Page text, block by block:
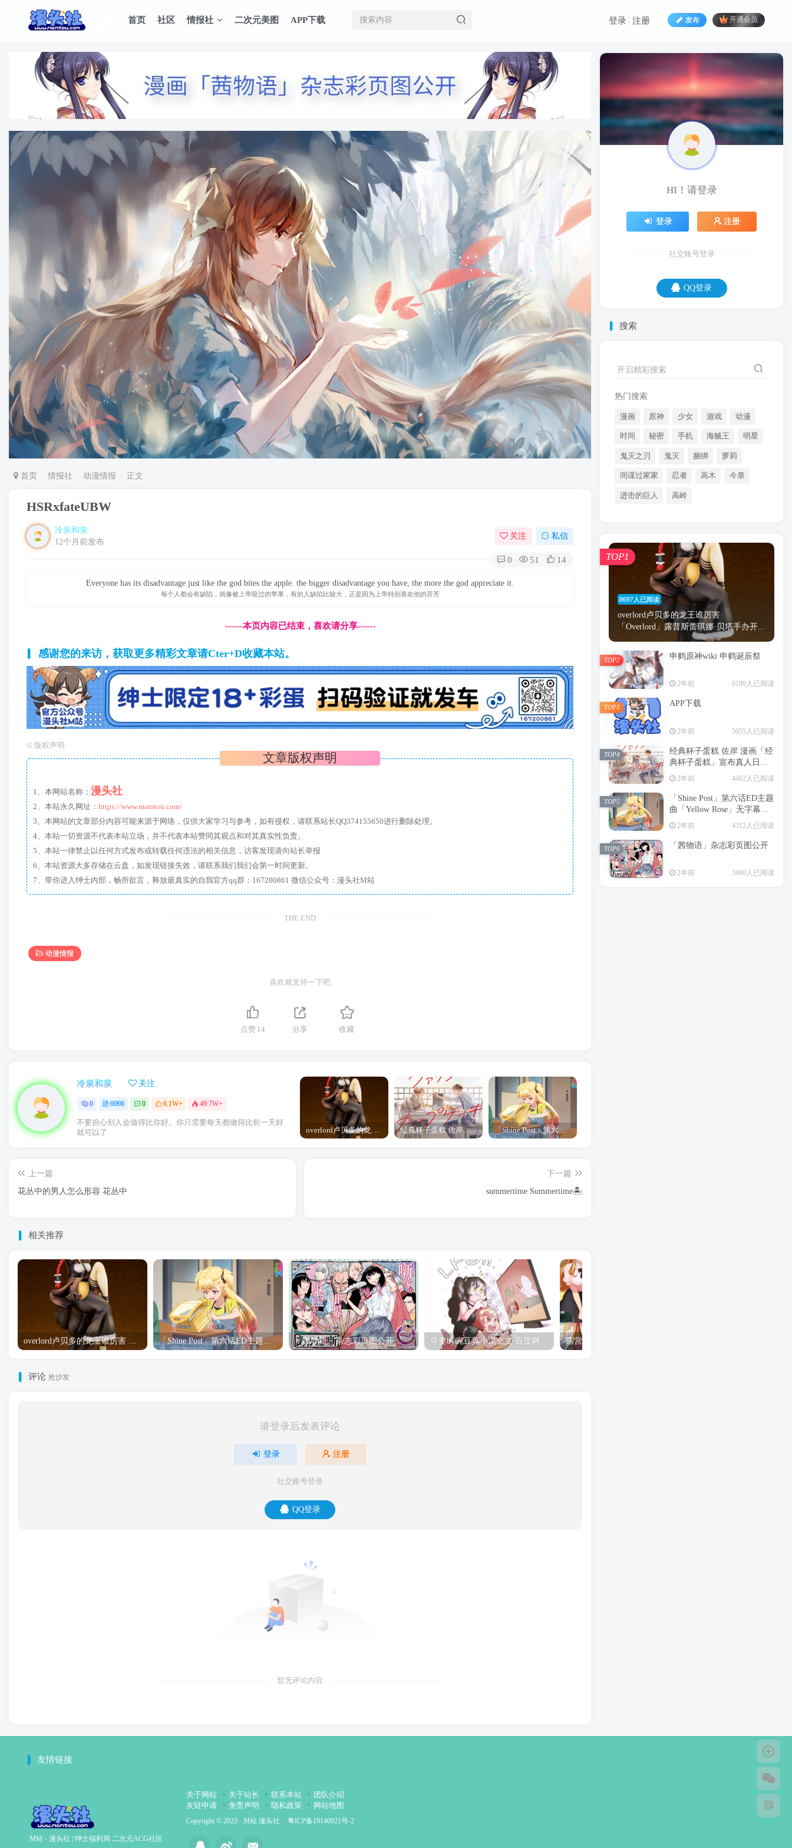
首页 社区 情报社 二次元美图 APP下载 发布 开通会员
登录 注册
首页 情报社 动漫情报 正文
HSRxfateUBW
冷泉和泉
12个月前发布
关注 私信
0 51 14
Everyone has its disadvantage just like the god bites the apple. the bigger disadvantage you have, the more the god appreciate it.
每个人都会有缺陷，就像被上帝咬过的苹果，有的人缺陷比较大，正是因为上帝特别喜欢他的芬芳
------本页内容已结束，喜欢请分享------
感谢您的来访，获取更多精彩文章请Cter+D收藏本站。
© 版权声明
文章版权声明
1、本网站名称： 漫头社
2、本站永久网址： https://www.mamtou.com/
3、本网站的文章部分内容可能来源于网络，仅供大家学习与参考，如有侵权，请联系站长QQ374155650进行删除处理。
4、本站一切资源不代表本站立场，并不代表本站赞同其观点和对其真实性负责。
5、本站一律禁止以任何方式发布或转载任何违法的相关信息，访客发现请向站长举报
6、本站资源大多存储在云盘，如发现链接失效，请联系我们我们会第一时间更新。
7、带你进入绅士内部，畅所欲言，释放最真实的自我官方qq群：167200861 微信公众号：漫头社M站
THE END
动漫情报
喜欢就支持一下吧
点赞 14 分享 收藏
冷泉和泉 关注
0 6098 0 6.1W+ 49.7W+
不要担心别人会做得比你好。你只需要每天都做得比前一天好
就可以了
overlord卢贝多的龙王谁厉害 「Overlord」露普斯蕾琪娜·贝塔手办开订 经典杯子蛋糕 佐岸 漫画「经典杯子蛋糕」宣布真人日剧化 「Shine Post」第六话ED主题曲「Yellow Rose」无字幕MV公开
上一篇
花丛中的男人怎么形容 花丛中
下一篇
summertime Summertime🏝️
相关推荐
overlord卢贝多的龙王谁厉害 「Overlord」露普斯蕾琪娜·贝塔手办开订 「Shine Post」第六话ED主题曲「Yellow Rose」无字幕MV公开 「茜物语」杂志彩页图公开 夺妻by豌豆荚小说全文 百度网盘 Duo!
评论 抢沙发
请登录后发表评论
登录 注册
社交账号登录
QQ登录
暂无评论内容
HI！请登录
登录 注册
社交账号登录
QQ登录
搜索
开启精彩搜索
热门搜索
漫画 原神 少女 游戏 动漫
时间 秘密 手机 海贼王 明星
鬼灭之刃 鬼灭 捆绑 萝莉
间谍过家家 忍者 高木 今泉
进击的巨人 高岭
8697人已阅读
overlord卢贝多的龙王谁厉害
「Overlord」露普斯蕾琪娜·贝塔手办开...
TOP1
申鹤原神wiki 申鹤诞辰祭
2年前 6199人已阅读
TOP2
APP下载
2年前 5055人已阅读
TOP3
经典杯子蛋糕 佐岸 漫画「经
典杯子蛋糕」宣布真人日剧
化
2年前 4462人已阅读
TOP4
「Shine Post」第六话ED主题
曲「Yellow Rose」无字幕MV
公开
2年前 4312人已阅读
TOP5
「茜物语」杂志彩页图公开
2年前 3490人已阅读
TOP6
HI！请登录
登录 注册
社交账号登录
QQ登录
能不生气就不要生气，能不骂人就不要骂
时间 秘密 手机 海贼王
鬼灭 捆绑 萝莉
间谍过家家 忍者 高木
进击的巨人 高岭
8697人已阅读
overlord卢贝多的龙王谁厉害
「Overlord」露普斯蕾琪娜·贝塔手办开...
TOP1
申鹤原神wiki 申鹤诞辰祭
2年前 6199人已阅读
TOP2
APP下载
2年前 5055人已阅读
TOP3
经典杯子蛋糕 佐岸 漫画「经
典杯子蛋糕」宣布真人日剧
TOP4
友情链接
M站 - 漫头社 | 绅士福利局 二次元ACG社区
关于网站 关于站长 联系本站
团队介绍
友链申请
免责声明 隐私政策 网站地图
Copyright © 2023 · M站 漫头社 · 粤ICP备19140921号-2